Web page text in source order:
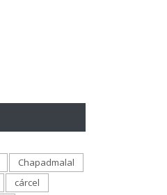
Chapadmalal
cárcel